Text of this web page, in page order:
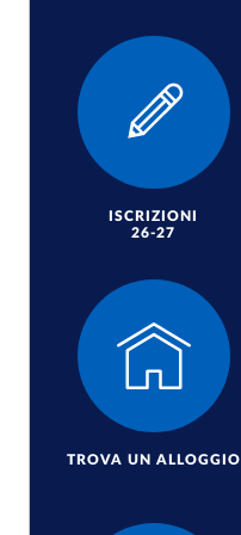
ISCRIZIONI
26-27
TROVA UN ALLOGGIO